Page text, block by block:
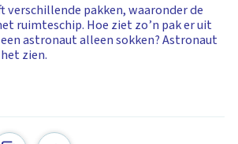
verschillende pakken, waaronder de
ruimteschip. Hoe ziet zo’n pak er uit
astronaut alleen sokken? Astronaut
zien.